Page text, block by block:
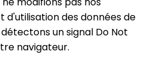
des données de
un signal Do Not
navigateur.